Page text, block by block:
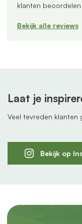
klanten
Bekijk alle reviews
Laat je
Veel tevreden klanten
Bekijk op